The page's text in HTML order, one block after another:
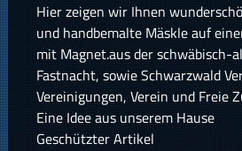
Hier zeigen wir Ihnen
und handbemalte Mäskle auf
mit Magnet.aus der schwäbisch-
Fastnacht, sowie Schwarzwald
Vereinigungen, Verein und Freie
Eine Idee aus unserem Hause
Geschützter Artikel